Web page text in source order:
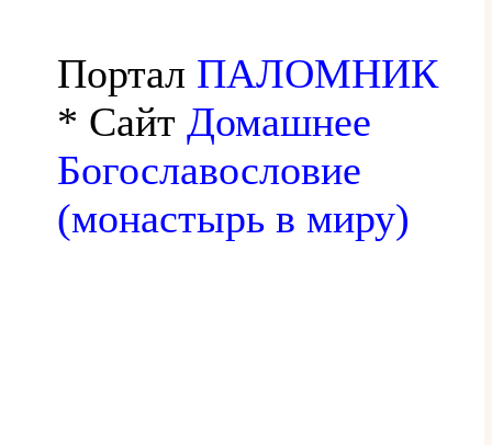
Портал ПАЛОМНИК
* Сайт Домашнее
Богославословие
(монастырь в миру)